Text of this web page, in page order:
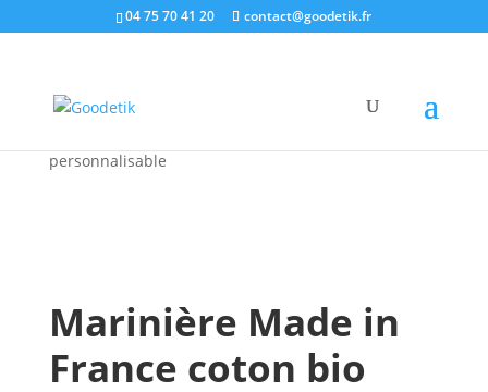
04 75 70 41 20 contact@goodetik.fr
e-shop/Made in France
Textiles pubs made in
personnalisable
Marinière Made in
France coton bio